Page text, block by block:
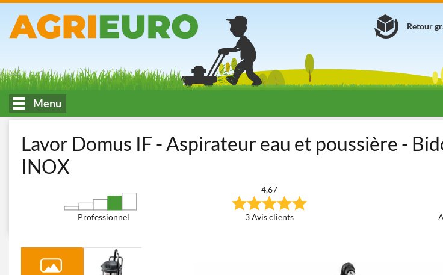
Retour
Menu
Lavor Domus IF - Aspirateur eau et poussière -
INOX
Professionnel
4,67
3 Avis clients